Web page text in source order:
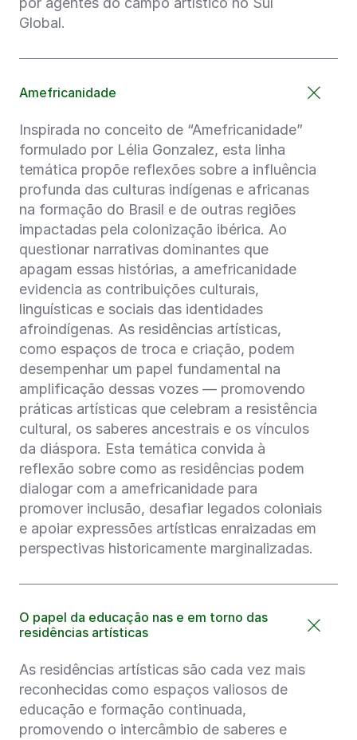
Global.
Amefricanidade
Inspirada no conceito de “Amefricanidade”
formulado por Lélia Gonzalez, esta linha
temática propõe reflexões sobre a influência
profunda das culturas indígenas e africanas
na formação do Brasil e de outras regiões
impactadas pela colonização ibérica. Ao
questionar narrativas dominantes que
apagam essas histórias, a amefricanidade
evidencia as contribuições culturais,
linguísticas e sociais das identidades
afroindígenas. As residências artísticas,
como espaços de troca e criação, podem
desempenhar um papel fundamental na
amplificação dessas vozes — promovendo
práticas artísticas que celebram a resistência
cultural, os saberes ancestrais e os vínculos
da diáspora. Esta temática convida à
reflexão sobre como as residências podem
dialogar com a amefricanidade para
promover inclusão, desafiar legados coloniais
e apoiar expressões artísticas enraizadas em
perspectivas historicamente marginalizadas.
O papel da educação nas e em torno das
residências artísticas
As residências artísticas são cada vez mais
reconhecidas como espaços valiosos de
educação e formação continuada,
promovendo o intercâmbio de saberes e